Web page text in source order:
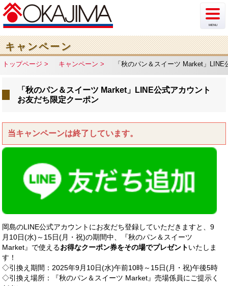
MENU
新着情報
イベント
チラシ・カタログ
フロア案内
駐車場情報
アクセス
キャンペーン
トップページ キャンペーン 「秋のパン＆スイーツ Market」
「秋のパン＆スイーツ Market」LINE公式アカウント
お友だち限定クーポン
当キャンペーンは終了しています。
岡島のLINE公式アカウントにお友だち登録していただきますと、9
月10日(水)～15日(月・祝)の期間中、『秋のパン＆スイーツ
Market』で使えるお得なクーポン券をその場でプレゼントいたしま
す！
◇引換え期間：2025年9月10日(水)午前10時～15日(月・祝)午後5時
◇引換え場所：『秋のパン＆スイーツ Market』売場係員にご提示く